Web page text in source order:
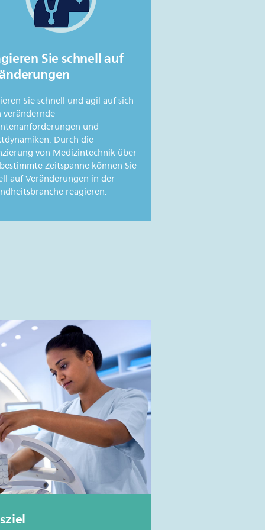
Sie schnell auf
Sie schnell und agil auf sich
verändernde
und
Durch die
von Medizintechnik über
Zeitspanne können Sie
auf Veränderungen in der
reagieren.